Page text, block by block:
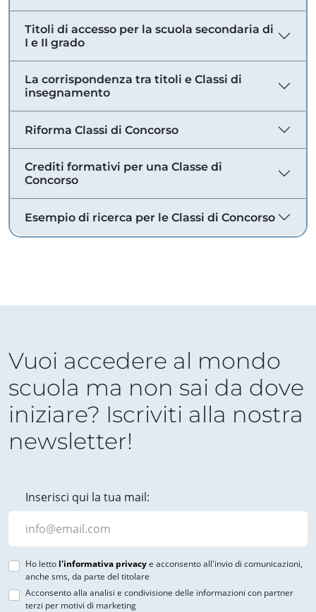
Titoli di accesso per la scuola secondaria di
I e II grado
La corrispondenza tra titoli e Classi di
insegnamento
Riforma Classi di Concorso
Crediti formativi per una Classe di
Concorso
Esempio di ricerca per le Classi di Concorso
Vuoi accedere al mondo
scuola ma non sai da dove
iniziare? Iscriviti alla nostra
newsletter!
Inserisci qui la tua mail:
Ho letto l'informativa privacye acconsento all'invio di comunicazioni,
anche sms, da parte del titolare
Acconsento alla analisi e condivisione delle informazioni con partner
terzi per motivi di marketing